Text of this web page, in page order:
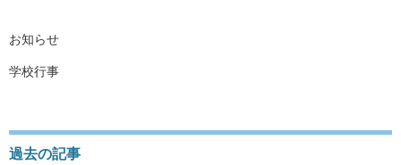
お知らせ
学校行事
過去の記事